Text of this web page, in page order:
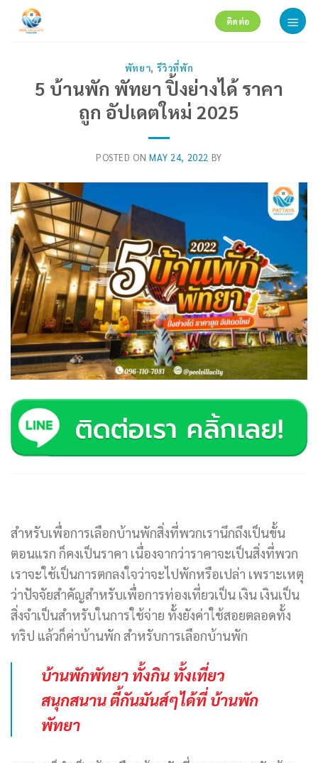
ติดต่อ
พัทยา, รีวิวที่พัก
5 บ้านพัก พัทยา ปิ้งย่างได้ ราคา
ถูก อัปเดตใหม่ 2025
POSTED ONMAY 24, 2022 BY
สำหรับเพื่อการเลือกบ้านพักสิ่งที่พวกเรานึกถึงเป็นขั้น
ตอนแรก ก็คงเป็นราคา เนื่องจากว่าราคาจะเป็นสิ่งที่พวก
เราจะใช้เป็นการตกลงใจว่าจะไปพักหรือเปล่า เพราะเหตุ
ว่าปัจจัยสำคัญสำหรับเพื่อการท่องเที่ยวเป็น เงิน เงินเป็น
สิ่งจำเป็นสำหรับในการใช้จ่าย ทั้งยังค่าใช้สอยตลอดทั้ง
ทริป แล้วก็ค่าบ้านพัก สำหรับการเลือกบ้านพัก
บ้านพักพัทยา ทั้งกิน ทั้งเที่ยว
สนุกสนาน ตี้กันมันส์ๆได้ที่ บ้านพัก
พัทยา